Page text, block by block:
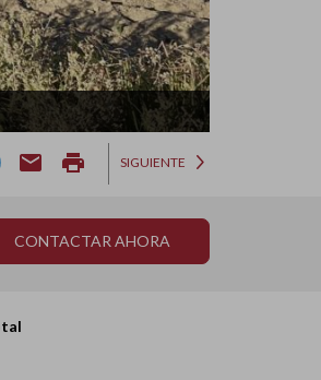
email print SIGUIENTE
CONTACTAR AHORA